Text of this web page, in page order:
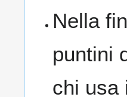
Nella
puntini
chi usa